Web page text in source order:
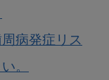
病発症リス
。